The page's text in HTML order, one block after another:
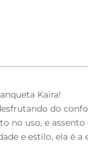
Kaira!
do
no uso, e
e estilo, ela é